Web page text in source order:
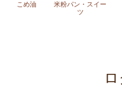
こめ油
米粉パン・スイー
ツ